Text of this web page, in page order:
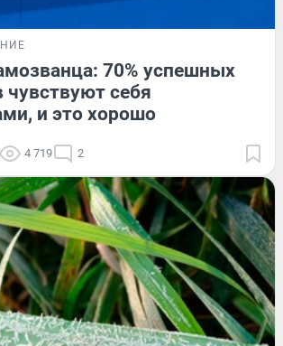
70% успешных
чувствуют себя
и это хорошо
4 719 2